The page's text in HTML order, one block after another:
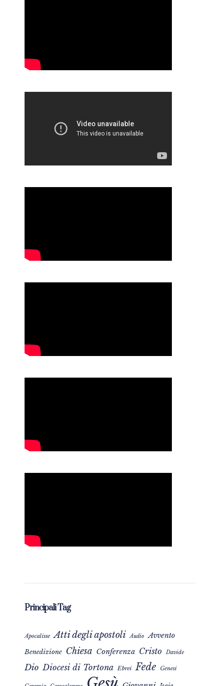
Principali Tag
Apocalisse Atti degli apostoli Audio Avvento
Benedizione Chiesa Conferenza Cristo Davide
Dio Diocesi di Tortona Ebrei Fede Genesi